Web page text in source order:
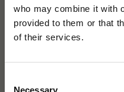
who may combine it with
provided to them or that
of their services.
Necessary